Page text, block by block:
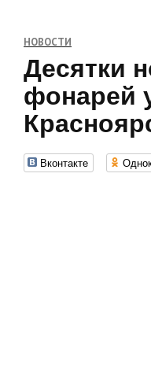
НОВОСТИ
Десятки
фонарей
Вконтакте